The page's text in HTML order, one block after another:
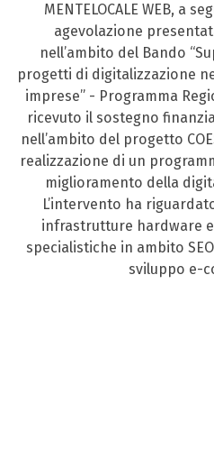
MENTELOCALE WEB, a
agevolazione
nell’ambito del Bando
progetti di digitalizzazione
imprese” - Programma
ricevuto il sostegno
nell’ambito del progetto
realizzazione di un
miglioramento della
L’intervento ha
infrastrutture hardware
specialistiche in ambito
sviluppo e-